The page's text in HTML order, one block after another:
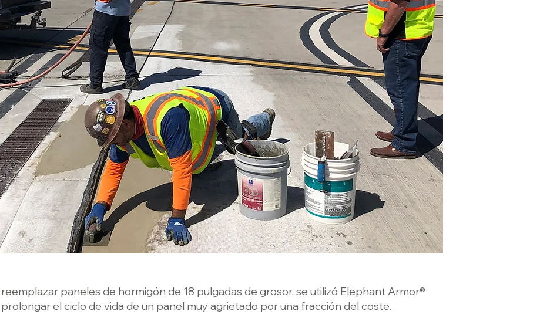
paneles de hormigón de 18 pulgadas de grosor, se utilizó Elephant Armor®
el ciclo de vida de un panel muy agrietado por una fracción del coste.